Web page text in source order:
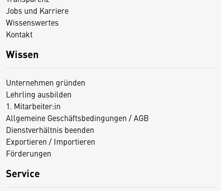
Jobs und Karriere
Wissenswertes
Kontakt
Wissen
Unternehmen gründen
Lehrling ausbilden
1. Mitarbeiter:in
Allgemeine Geschäftsbedingungen / AGB
Dienstverhältnis beenden
Exportieren / Importieren
Förderungen
Service